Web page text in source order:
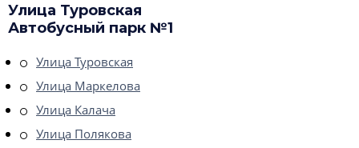
Улица Туровская
Автобусный парк №1
Улица Туровская
Улица Маркелова
Улица Калача
Улица Полякова